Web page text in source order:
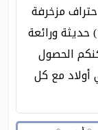
مزخرفة
بالعربي ( Arabic PUBG Names For Boys ) حديثة ورائعة
الحصول
مع كل